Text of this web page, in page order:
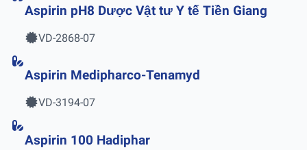
Aspirin pH8 Dược Vật tư Y tế Tiền Giang
VD-2868-07
Aspirin Medipharco-Tenamyd
VD-3194-07
Aspirin 100 Hadiphar